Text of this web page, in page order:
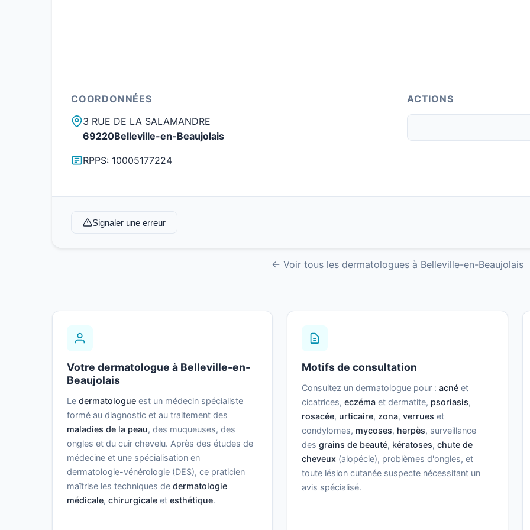
COORDONNÉES
3 RUE DE LA SALAMANDRE
69220Belleville-en-Beaujolais
RPPS: 10005177224
ACTIONS
Signaler une erreur
← Voir tous les dermatologues à Belleville-en-Beaujolais
Votre dermatologue à Belleville-en-
Beaujolais
Le dermatologue est un médecin spécialiste
formé au diagnostic et au traitement des
maladies de la peau, des muqueuses, des
ongles et du cuir chevelu. Après des études de
médecine et une spécialisation en
dermatologie-vénérologie (DES), ce praticien
maîtrise les techniques de dermatologie
médicale, chirurgicale et esthétique.
Motifs de consultation
Consultez un dermatologue pour :acné et
cicatrices,eczéma et dermatite, psoriasis,
rosacée, urticaire, zona,verrues et
condylomes, mycoses, herpès, surveillance
desgrains de beauté, kératoses,chute de
cheveux (alopécie), problèmes d'ongles, et
toute lésion cutanée suspecte nécessitant un
avis spécialisé.